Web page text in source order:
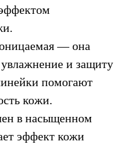
— она
и защиту
помогают
кожи.
в насыщенном
эффект кожи